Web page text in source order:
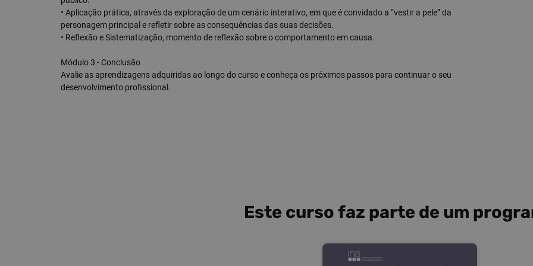
• Aplicação prática, através da exploração de um cenário interativo, em que é convidado a “vestir a pele” da
personagem principal e refletir sobre as consequências das suas decisões.
• Reflexão e Sistematização, momento de reflexão sobre o comportamento em causa.
Módulo 3 - Conclusão
Avalie as aprendizagens adquiridas ao longo do curso e conheça os próximos passos para continuar o seu
desenvolvimento profissional.
Este curso faz parte de um